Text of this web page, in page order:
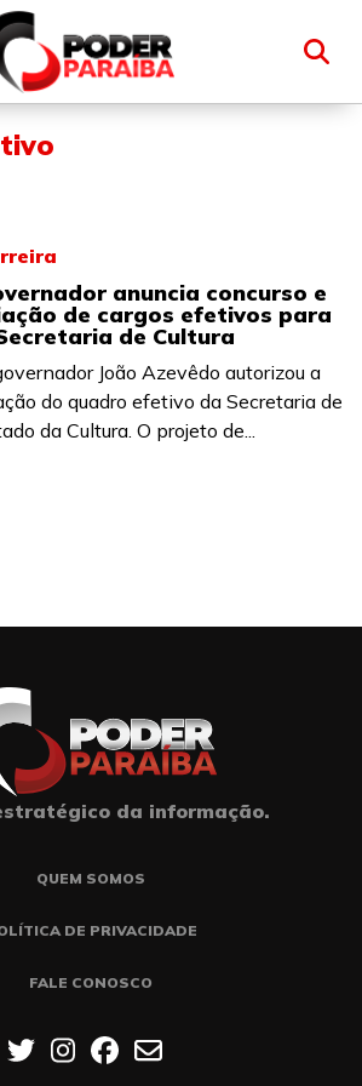
anuncia concurso e
de cargos efetivos para
de Cultura
João Azevêdo autorizou a
do quadro efetivo da Secretaria de
da Cultura. O projeto de...
da informação.
QUEM SOMOS
DE PRIVACIDADE
FALE CONOSCO